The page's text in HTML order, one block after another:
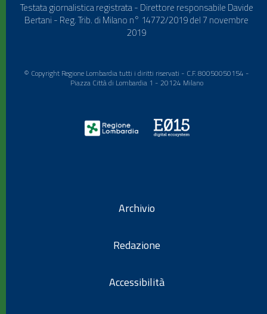
Testata giornalistica registrata - Direttore responsabile Davide
Bertani - Reg. Trib. di Milano n° 14772/2019 del 7 novembre
2019
© Copyright Regione Lombardia tutti i diritti riservati - C.F. 80050050154 -
Piazza Città di Lombardia 1 - 20124 Milano
Archivio
Redazione
Accessibilità